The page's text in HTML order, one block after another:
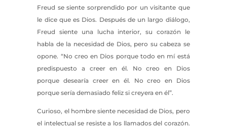
Freud se siente sorprendido por un visitante que
le dice que es Dios. Después de un largo diálogo,
Freud siente una lucha interior, su corazón le
habla de la necesidad de Dios, pero su cabeza se
opone. “No creo en Dios porque todo en mí está
predispuesto a creer en él. No creo en Dios
porque desearía creer en él. No creo en Dios
porque sería demasiado feliz si creyera en él”.
Curioso, el hombre siente necesidad de Dios, pero
el intelectual se resiste a los llamados del corazón.